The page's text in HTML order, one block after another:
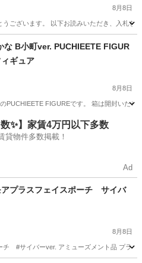
8月8日
ございます。 以下お読みいただき、入札
チコン
な B小町ver. PUCHIEETE FIGUR
ギュア
8月8日
PUCHIEETE FIGUREです。 箱は開封いた
ュア プチエット
数✨】家賃4万円以下多数
貸物件多数掲載！
Ad
8月8日
チ #サイバーver. アミューズメント品 プラ